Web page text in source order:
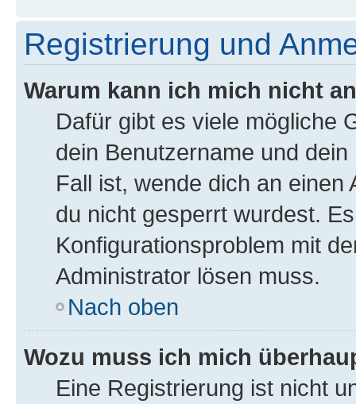
Registrierung und
Warum kann ich mich nicht
Dafür gibt es viele mögliche
dein Benutzername und
Fall ist, wende dich an
du nicht gesperrt wurdest.
Konfigurationsproblem mit
Administrator lösen muss.
Nach oben
Wozu muss ich mich
Eine Registrierung ist nicht